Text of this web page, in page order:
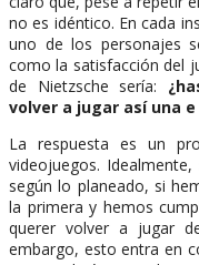
no es idéntico. En cada
uno de los personajes
como la satisfacción del
de Nietzsche sería:
volver a jugar así una
La respuesta es un
videojuegos.
según lo planeado, si
la primera y hemos
querer volver a jugar
embargo, esto entra en